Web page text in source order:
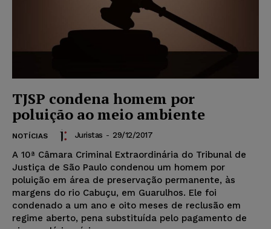
TJSP condena homem por
poluição ao meio ambiente
NOTÍCIAS Juristas - 29/12/2017
A 10ª Câmara Criminal Extraordinária do Tribunal de
Justiça de São Paulo condenou um homem por
poluição em área de preservação permanente, às
margens do rio Cabuçu, em Guarulhos. Ele foi
condenado a um ano e oito meses de reclusão em
regime aberto, pena substituída pelo pagamento de